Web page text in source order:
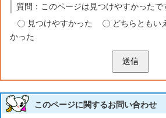
質問：このページは見つけやすかったで
見つけやすかった
どちらともい
かった
送信
このページに関するお問い合わせ